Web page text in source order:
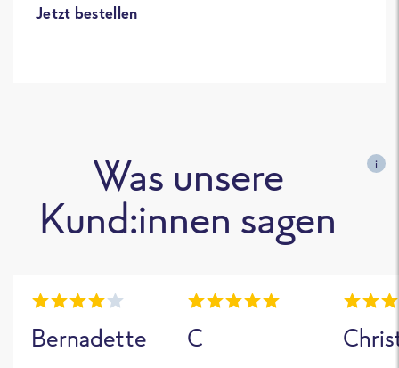
Jetzt bestellen
Was unsere
Kund:innen sagen
i
Bernadette C